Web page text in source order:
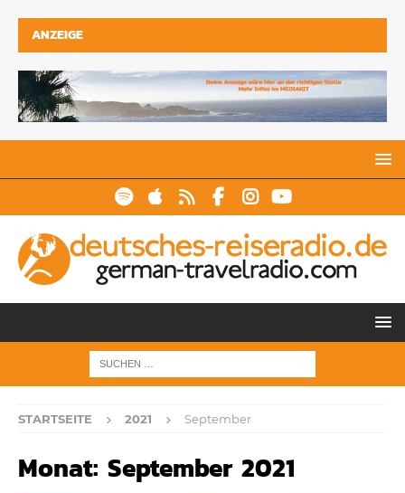
ANZEIGE
STARTSEITE 2021 September
Monat: September 2021